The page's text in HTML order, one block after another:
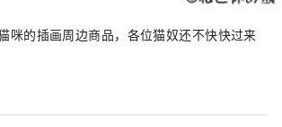
咪的插画周边商品，各位猫奴还不快快过来